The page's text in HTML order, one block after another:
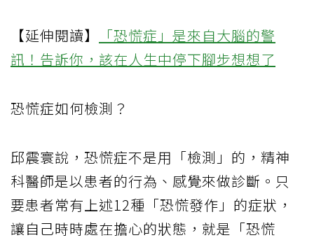
【延伸閱讀】
「恐慌症」是來自大腦的警
訊！告訴你，該在人生中停下腳步想想了
恐慌症如何檢測？
邱震寰說，恐慌症不是用「檢測」的，精神
科醫師是以患者的行為、感覺來做診斷。只
要患者常有上述12種「恐慌發作」的症狀，
讓自己時時處在擔心的狀態，就是「恐慌